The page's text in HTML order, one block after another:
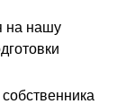
на нашу